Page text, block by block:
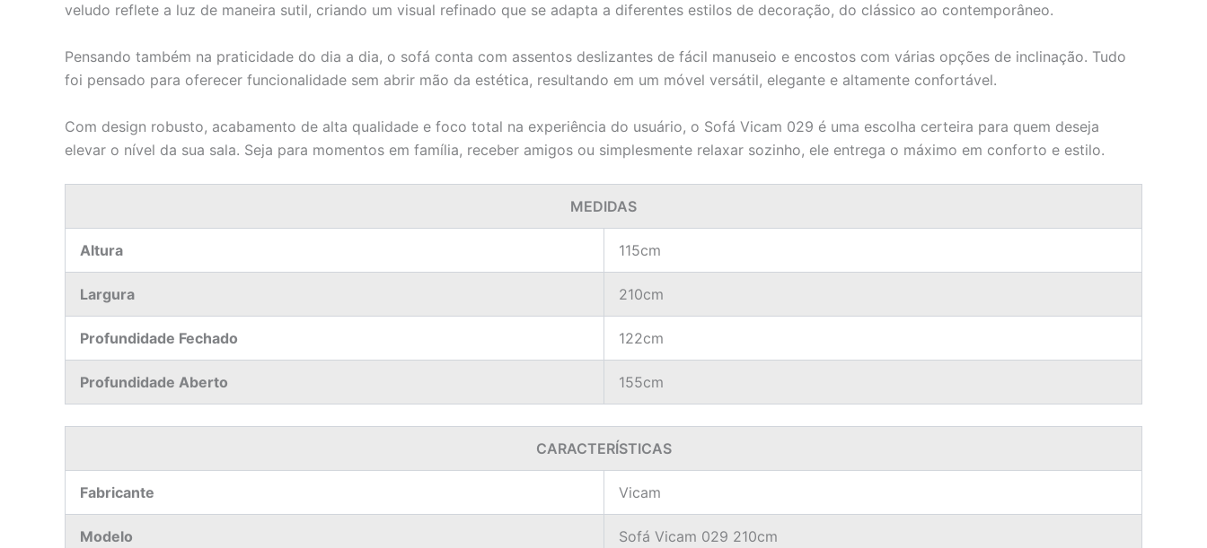
veludo reflete a luz de maneira sutil, criando um visual refinado que se adapta a diferentes estilos de decoração, do clássico ao contemporâneo.
Pensando também na praticidade do dia a dia, o sofá conta com assentos deslizantes de fácil manuseio e encostos com várias opções de inclinação. Tudo
foi pensado para oferecer funcionalidade sem abrir mão da estética, resultando em um móvel versátil, elegante e altamente confortável.
Com design robusto, acabamento de alta qualidade e foco total na experiência do usuário, o Sofá Vicam 029 é uma escolha certeira para quem deseja
elevar o nível da sua sala. Seja para momentos em família, receber amigos ou simplesmente relaxar sozinho, ele entrega o máximo em conforto e estilo.
MEDIDAS
Altura 115cm
Largura 210cm
Profundidade Fechado 122cm
Profundidade Aberto 155cm
CARACTERÍSTICAS
Fabricante Vicam
Modelo Sofá Vicam 029 210cm